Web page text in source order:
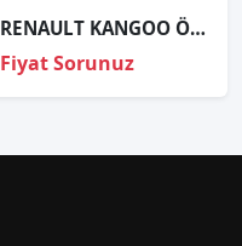
RENAULT KANGOO ÖN FAR SAĞ SOL 1998 VE ÜZERİ / TAİWAN
Fiyat Sorunuz